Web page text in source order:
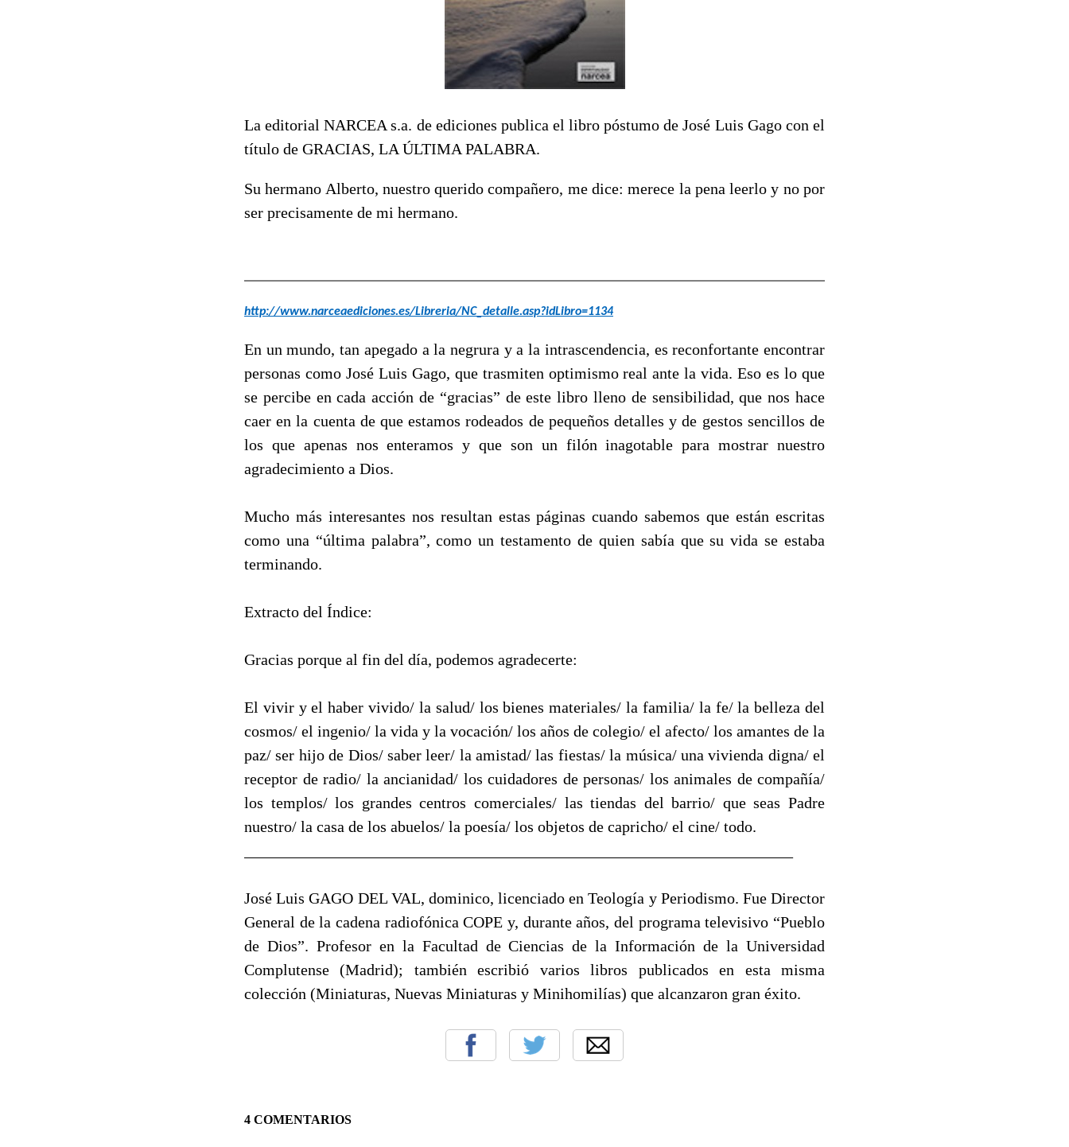
La editorial NARCEA s.a. de ediciones publica el libro póstumo de José Luis Gago con el
título de GRACIAS, LA ÚLTIMA PALABRA.
Su hermano Alberto, nuestro querido compañero, me dice: merece la pena leerlo y no por
ser precisamente de mi hermano.
http://www.narceaediciones.es/Libreria/NC_detalle.asp?idLibro=1134
En un mundo, tan apegado a la negrura y a la intrascendencia, es reconfortante encontrar
personas como José Luis Gago, que trasmiten optimismo real ante la vida. Eso es lo que
se percibe en cada acción de “gracias” de este libro lleno de sensibilidad, que nos hace
caer en la cuenta de que estamos rodeados de pequeños detalles y de gestos sencillos de
los que apenas nos enteramos y que son un filón inagotable para mostrar nuestro
agradecimiento a Dios.
Mucho más interesantes nos resultan estas páginas cuando sabemos que están escritas
como una “última palabra”, como un testamento de quien sabía que su vida se estaba
terminando.
Extracto del Índice:
Gracias porque al fin del día, podemos agradecerte:
El vivir y el haber vivido/ la salud/ los bienes materiales/ la familia/ la fe/ la belleza del
cosmos/ el ingenio/ la vida y la vocación/ los años de colegio/ el afecto/ los amantes de la
paz/ ser hijo de Dios/ saber leer/ la amistad/ las fiestas/ la música/ una vivienda digna/ el
receptor de radio/ la ancianidad/ los cuidadores de personas/ los animales de compañía/
los templos/ los grandes centros comerciales/ las tiendas del barrio/ que seas Padre
nuestro/ la casa de los abuelos/ la poesía/ los objetos de capricho/ el cine/ todo.
José Luis GAGO DEL VAL, dominico, licenciado en Teología y Periodismo. Fue Director
General de la cadena radiofónica COPE y, durante años, del programa televisivo “Pueblo
de Dios”. Profesor en la Facultad de Ciencias de la Información de la Universidad
Complutense (Madrid); también escribió varios libros publicados en esta misma
colección (Miniaturas, Nuevas Miniaturas y Minihomilías) que alcanzaron gran éxito.
4 COMENTARIOS